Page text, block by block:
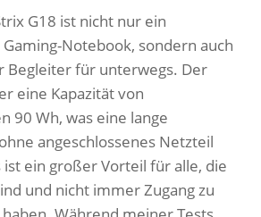
G18 ist nicht nur ein
Notebook, sondern auch
Begleiter für unterwegs. Der
eine Kapazität von
90 Wh, was eine lange
angeschlossenes Netzteil
ein großer Vorteil für alle, die
und nicht immer Zugang zu